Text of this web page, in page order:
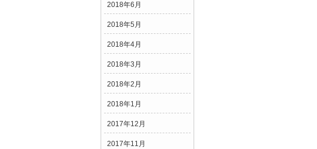
2018年6月
2018年5月
2018年4月
2018年3月
2018年2月
2018年1月
2017年12月
2017年11月